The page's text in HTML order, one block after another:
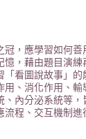
冠，應學習如何善
憶，藉由題目演練
「看圖說故事」的
用、消化作用、輸
、內分泌系統等，
流程、交互機制進